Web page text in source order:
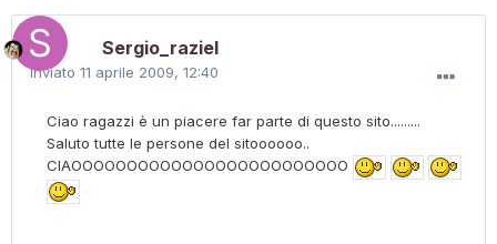
Sergio_raziel
Inviato 11 aprile 2009, 12:40
Ciao ragazzi è un piacere far parte di questo sito.........
Saluto tutte le persone del sitoooooo..
CIAOOOOOOOOOOOOOOOOOOOOOOOOO